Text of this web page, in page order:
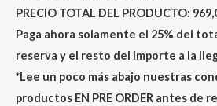
PRECIO TOTAL DEL PRODUCTO:
Paga ahora solamente el 25% del
reserva y el resto del importe a la
*Lee un poco más abajo nuestras
productos EN PRE ORDER antes de